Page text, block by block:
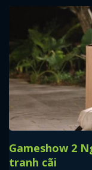
Gameshow 2
tranh cãi